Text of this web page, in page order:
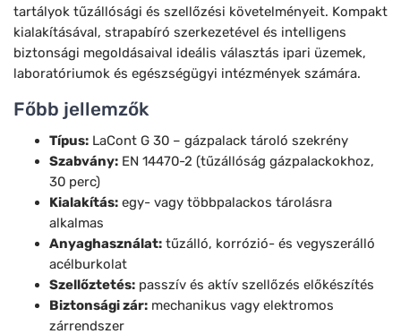
tartályok tűzállósági és szellőzési követelményeit. Kompakt
kialakításával, strapabíró szerkezetével és intelligens
biztonsági megoldásaival ideális választás ipari üzemek,
laboratóriumok és egészségügyi intézmények számára.
Főbb jellemzők
Típus: LaCont G 30 – gázpalack tároló szekrény
Szabvány: EN 14470-2 (tűzállóság gázpalackokhoz,
30 perc)
Kialakítás: egy- vagy többpalackos tárolásra
alkalmas
Anyaghasználat: tűzálló, korrózió- és vegyszerálló
acélburkolat
Szellőztetés: passzív és aktív szellőzés előkészítés
Biztonsági zár: mechanikus vagy elektromos
zárrendszer